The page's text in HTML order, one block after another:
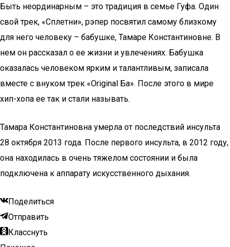
Быть неординарным – это традиция в семье Гуфа. Один
свой трек, «Сплетни», рэпер посвятил самому близкому
для него человеку – бабушке, Тамаре Константиновне. В
нем он рассказал о ее жизни и увлечениях. Бабушка
оказалась человеком ярким и талантливым, записала
вместе с внуком трек «Original Ба». После этого в мире
хип-хопа ее так и стали называть.
Тамара Константиновна умерла от последствий инсульта
28 октября 2013 года. После первого инсульта, в 2012 году,
она находилась в очень тяжелом состоянии и была
подключена к аппарату искусственного дыхания.
Поделиться
Отправить
Класснуть